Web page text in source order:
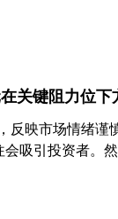
关键阻力位下
反映市场情绪谨
吸引投资者。
相比，瑞郎的